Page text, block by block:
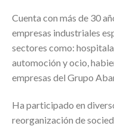
Cuenta con más de 30
empresas industriales
sectores como:
automoción y ocio,
empresas del Grupo
Ha participado en
reorganización de